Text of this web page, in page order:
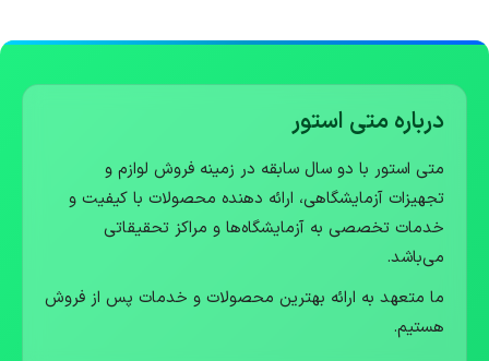
درباره متی استور
متی استور با دو سال سابقه در زمینه فروش لوازم و
تجهیزات آزمایشگاهی، ارائه دهنده محصولات با کیفیت و
خدمات تخصصی به آزمایشگاه‌ها و مراکز تحقیقاتی
می‌باشد.
ما متعهد به ارائه بهترین محصولات و خدمات پس از فروش
هستیم.